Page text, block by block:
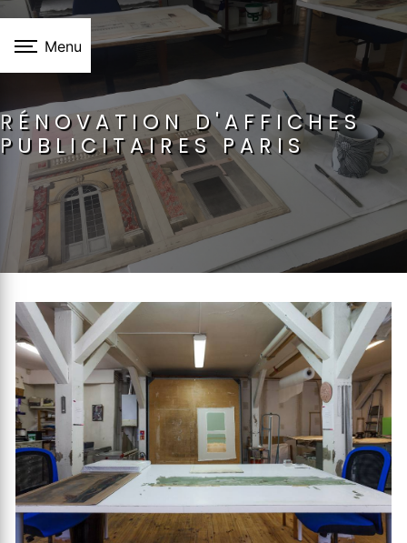
Menu
RÉNOVATION D'AFFICHES
PUBLICITAIRES PARIS
Panneau de gestion des cookies